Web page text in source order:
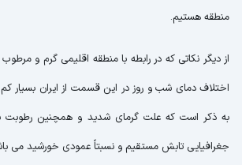
منطقه هستیم.
از دیگر نکاتی که در رابطه با منطقه اقلیمی گرم و
اختلاف دمای شب و روز در این قسمت از ایران بسیار
به ذکر است که علت گرمای شدید و همچنین رطوبت
جغرافیایی تابش مستقیم و نسبتاً عمودی خورشید می